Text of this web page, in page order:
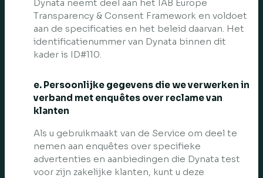
Dynata neemt deel aan het IAB Europe
Transparency & Consent Framework en voldoet
aan de specificaties en het beleid daarvan. Het
identificatienummer van Dynata binnen dit
kader is ID#110.
e. Persoonlijke gegevens die we verwerken in
verband met enquêtes over reclame van
klanten
Als u gebruikmaakt van de Service om deel te
nemen aan enquêtes over specifieke
advertenties en aanbiedingen die Dynata test
voor zijn zakelijke klanten, kunt u deze